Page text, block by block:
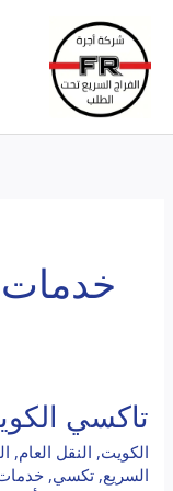
المحتوى
خدمات
تاكسي الكويت
الكويت, النقل العام,
السريع,تكسي,
تاكسي
24